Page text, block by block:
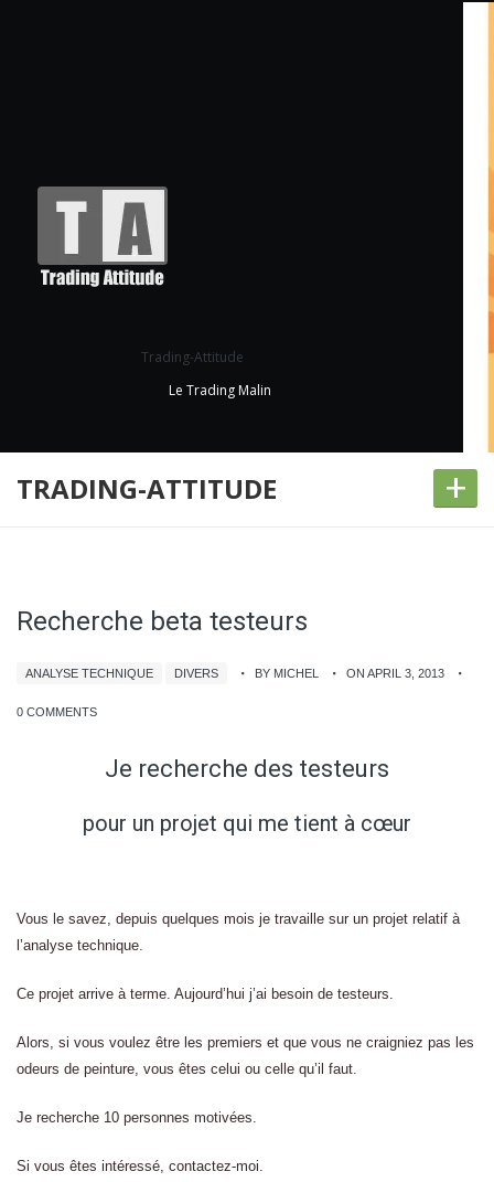
Trading-Attitude
Le Trading Malin
TRADING-ATTITUDE +
Recherche beta testeurs
ANALYSE TECHNIQUE DIVERS BY MICHEL ON APRIL 3, 2013
0 COMMENTS
Je recherche des testeurs
pour un projet qui me tient à cœur
Vous le savez, depuis quelques mois je travaille sur un projet relatif à
l’analyse technique.
Ce projet arrive à terme. Aujourd’hui j’ai besoin de testeurs.
Alors, si vous voulez être les premiers et que vous ne craigniez pas les
odeurs de peinture, vous êtes celui ou celle qu’il faut.
Je recherche 10 personnes motivées.
Si vous êtes intéressé, contactez-moi.